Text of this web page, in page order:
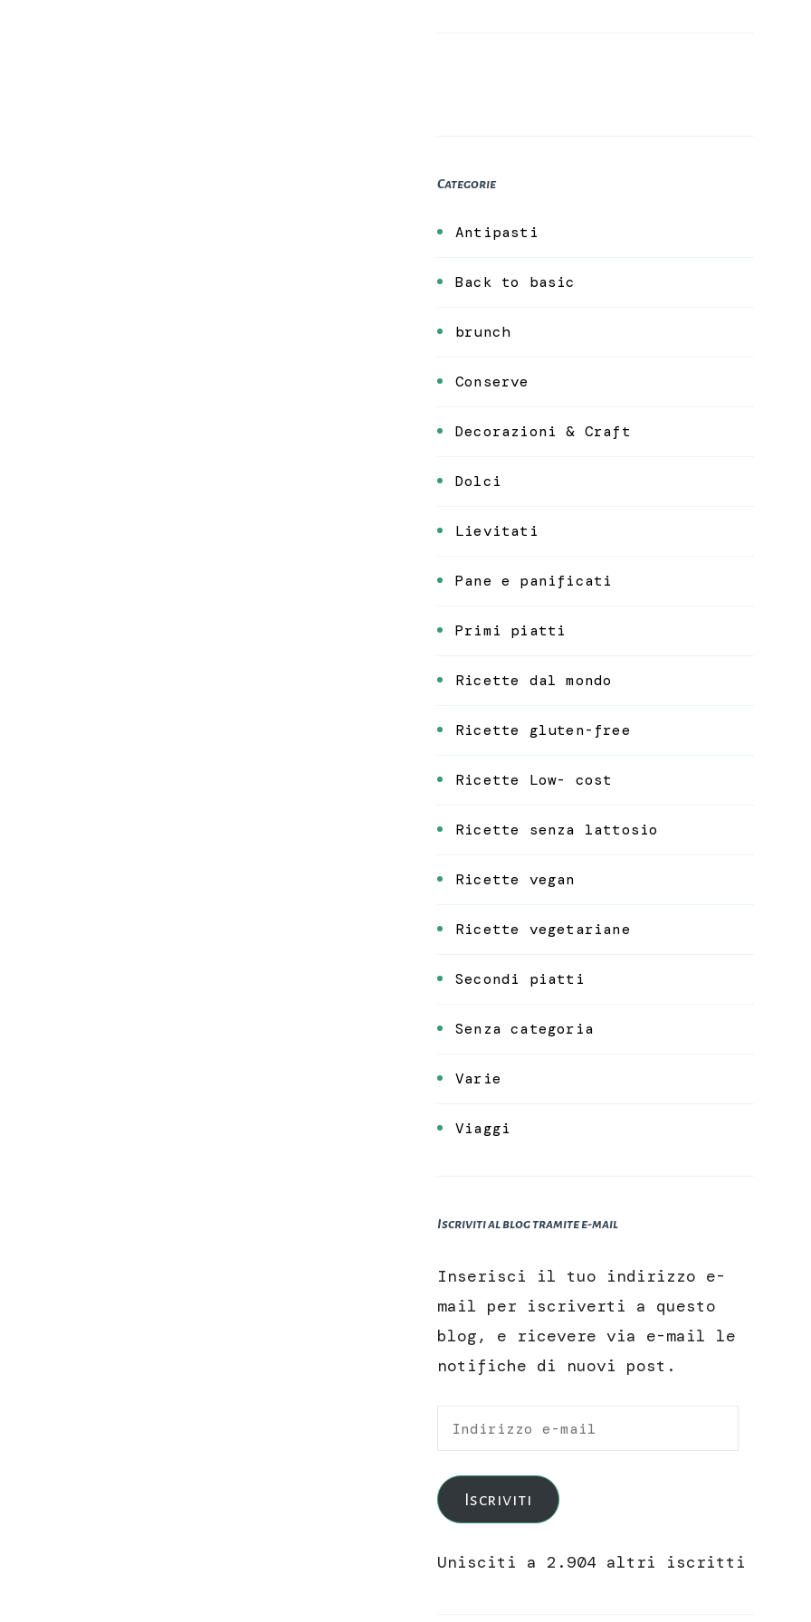
Categorie
Antipasti
Back to basic
brunch
Conserve
Decorazioni & Craft
Dolci
Lievitati
Pane e panificati
Primi piatti
Ricette dal mondo
Ricette gluten-free
Ricette Low- cost
Ricette senza lattosio
Ricette vegan
Ricette vegetariane
Secondi piatti
Senza categoria
Varie
Viaggi
Iscriviti al blog tramite e-mail
Inserisci il tuo indirizzo e-
mail per iscriverti a questo
blog, e ricevere via e-mail le
notifiche di nuovi post.
Indirizzo
mail
Iscriviti
Unisciti a 2.904 altri iscritti